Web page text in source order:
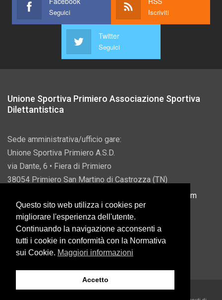
Seguici Iscriviti
Twitter
Seguici
Unione Sportiva Primiero Associazione Sportiva
Dilettantistica
Sede amministrativa/ufficio gare:
Unione Sportiva Primiero A.S.D.
via Dante, 6 • Fiera di Primiero
38054 Primiero San Martino di Castrozza (TN)
info@usprimiero.com
Vantaggi da Pubblica Amministrazione
Questo sito web utilizza i cookies per
migliorare l'esperienza dell'utente.
Continuando la navigazione acconsenti a
tutti i cookie in conformità con la Normativa
sui Cookie. Maggiori informazioni
Accetto